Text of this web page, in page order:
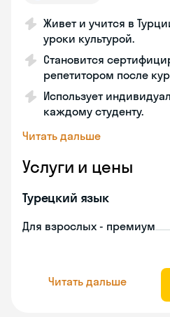
Живет и учится в
уроки культурой.
Становится
репетитором после
Использует
каждому студенту.
Читать дальше
Услуги и цены
Турецкий язык
Для взрослых - премиум
Читать дальше